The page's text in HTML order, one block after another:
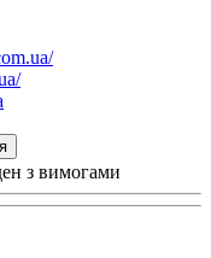
з вимогами